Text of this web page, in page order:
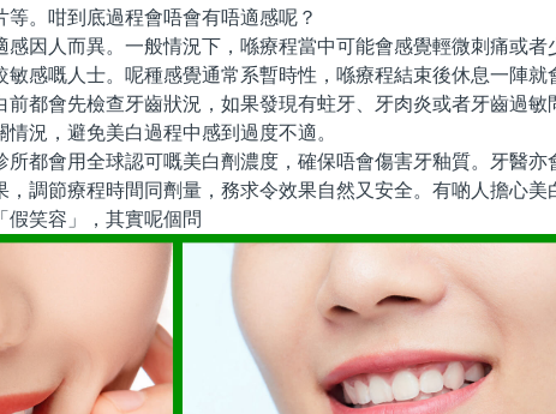
。咁到底過程會唔會有唔適感呢？
因人而異。一般情況下，喺療程當中可能會感覺輕微刺痛或者
敏感嘅人士。呢種感覺通常系暫時性，喺療程結束後休息一陣就
前都會先檢查牙齒狀況，如果發現有蛀牙、牙肉炎或者牙齒過敏
況，避免美白過程中感到過度不適。
會用全球認可嘅美白劑濃度，確保唔會傷害牙釉質。牙醫亦
，調節療程時間同劑量，務求令效果自然又安全。有啲人擔心美
假笑容」，其實呢個問